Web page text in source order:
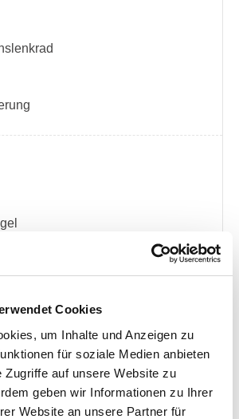
Cookies
um Inhalte und Anzeigen zu
für soziale Medien anbieten
Zugriffe auf unsere Website zu
geben wir Informationen zu Ihrer
Website an unsere Partner für